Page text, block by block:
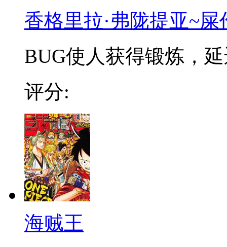
香格里拉·弗陇提亚~
BUG使人获得锻炼，
评分:
海贼王